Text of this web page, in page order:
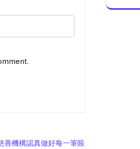
善機構認真做好每一筆賬